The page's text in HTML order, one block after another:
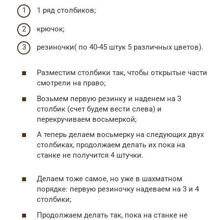
1 ряд столбиков;
крючок;
резиночки( по 40-45 штук 5 различных цветов).
Разместим столбики так, чтобы открытые части
смотрели на право;
Возьмем первую резинку и наденем на 3
столбик (счет будем вести слева) и
перекручиваем восьмеркой;
А теперь делаем восьмерку на следующих двух
столбиках, продолжаем делать их пока на
станке не получится 4 штучки.
Делаем тоже самое, но уже в шахматном
порядке: первую резиночку надеваем на 3 и 4
столбики;
Продолжаем делать так, пока на станке не